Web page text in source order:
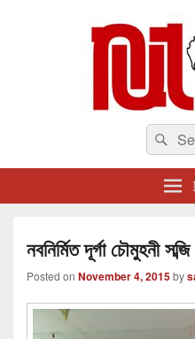
The one & only exceptional
in
Search
for:
নবনির্মিত দূর্গা চৌমুহনী
Posted on November 4, 2015by